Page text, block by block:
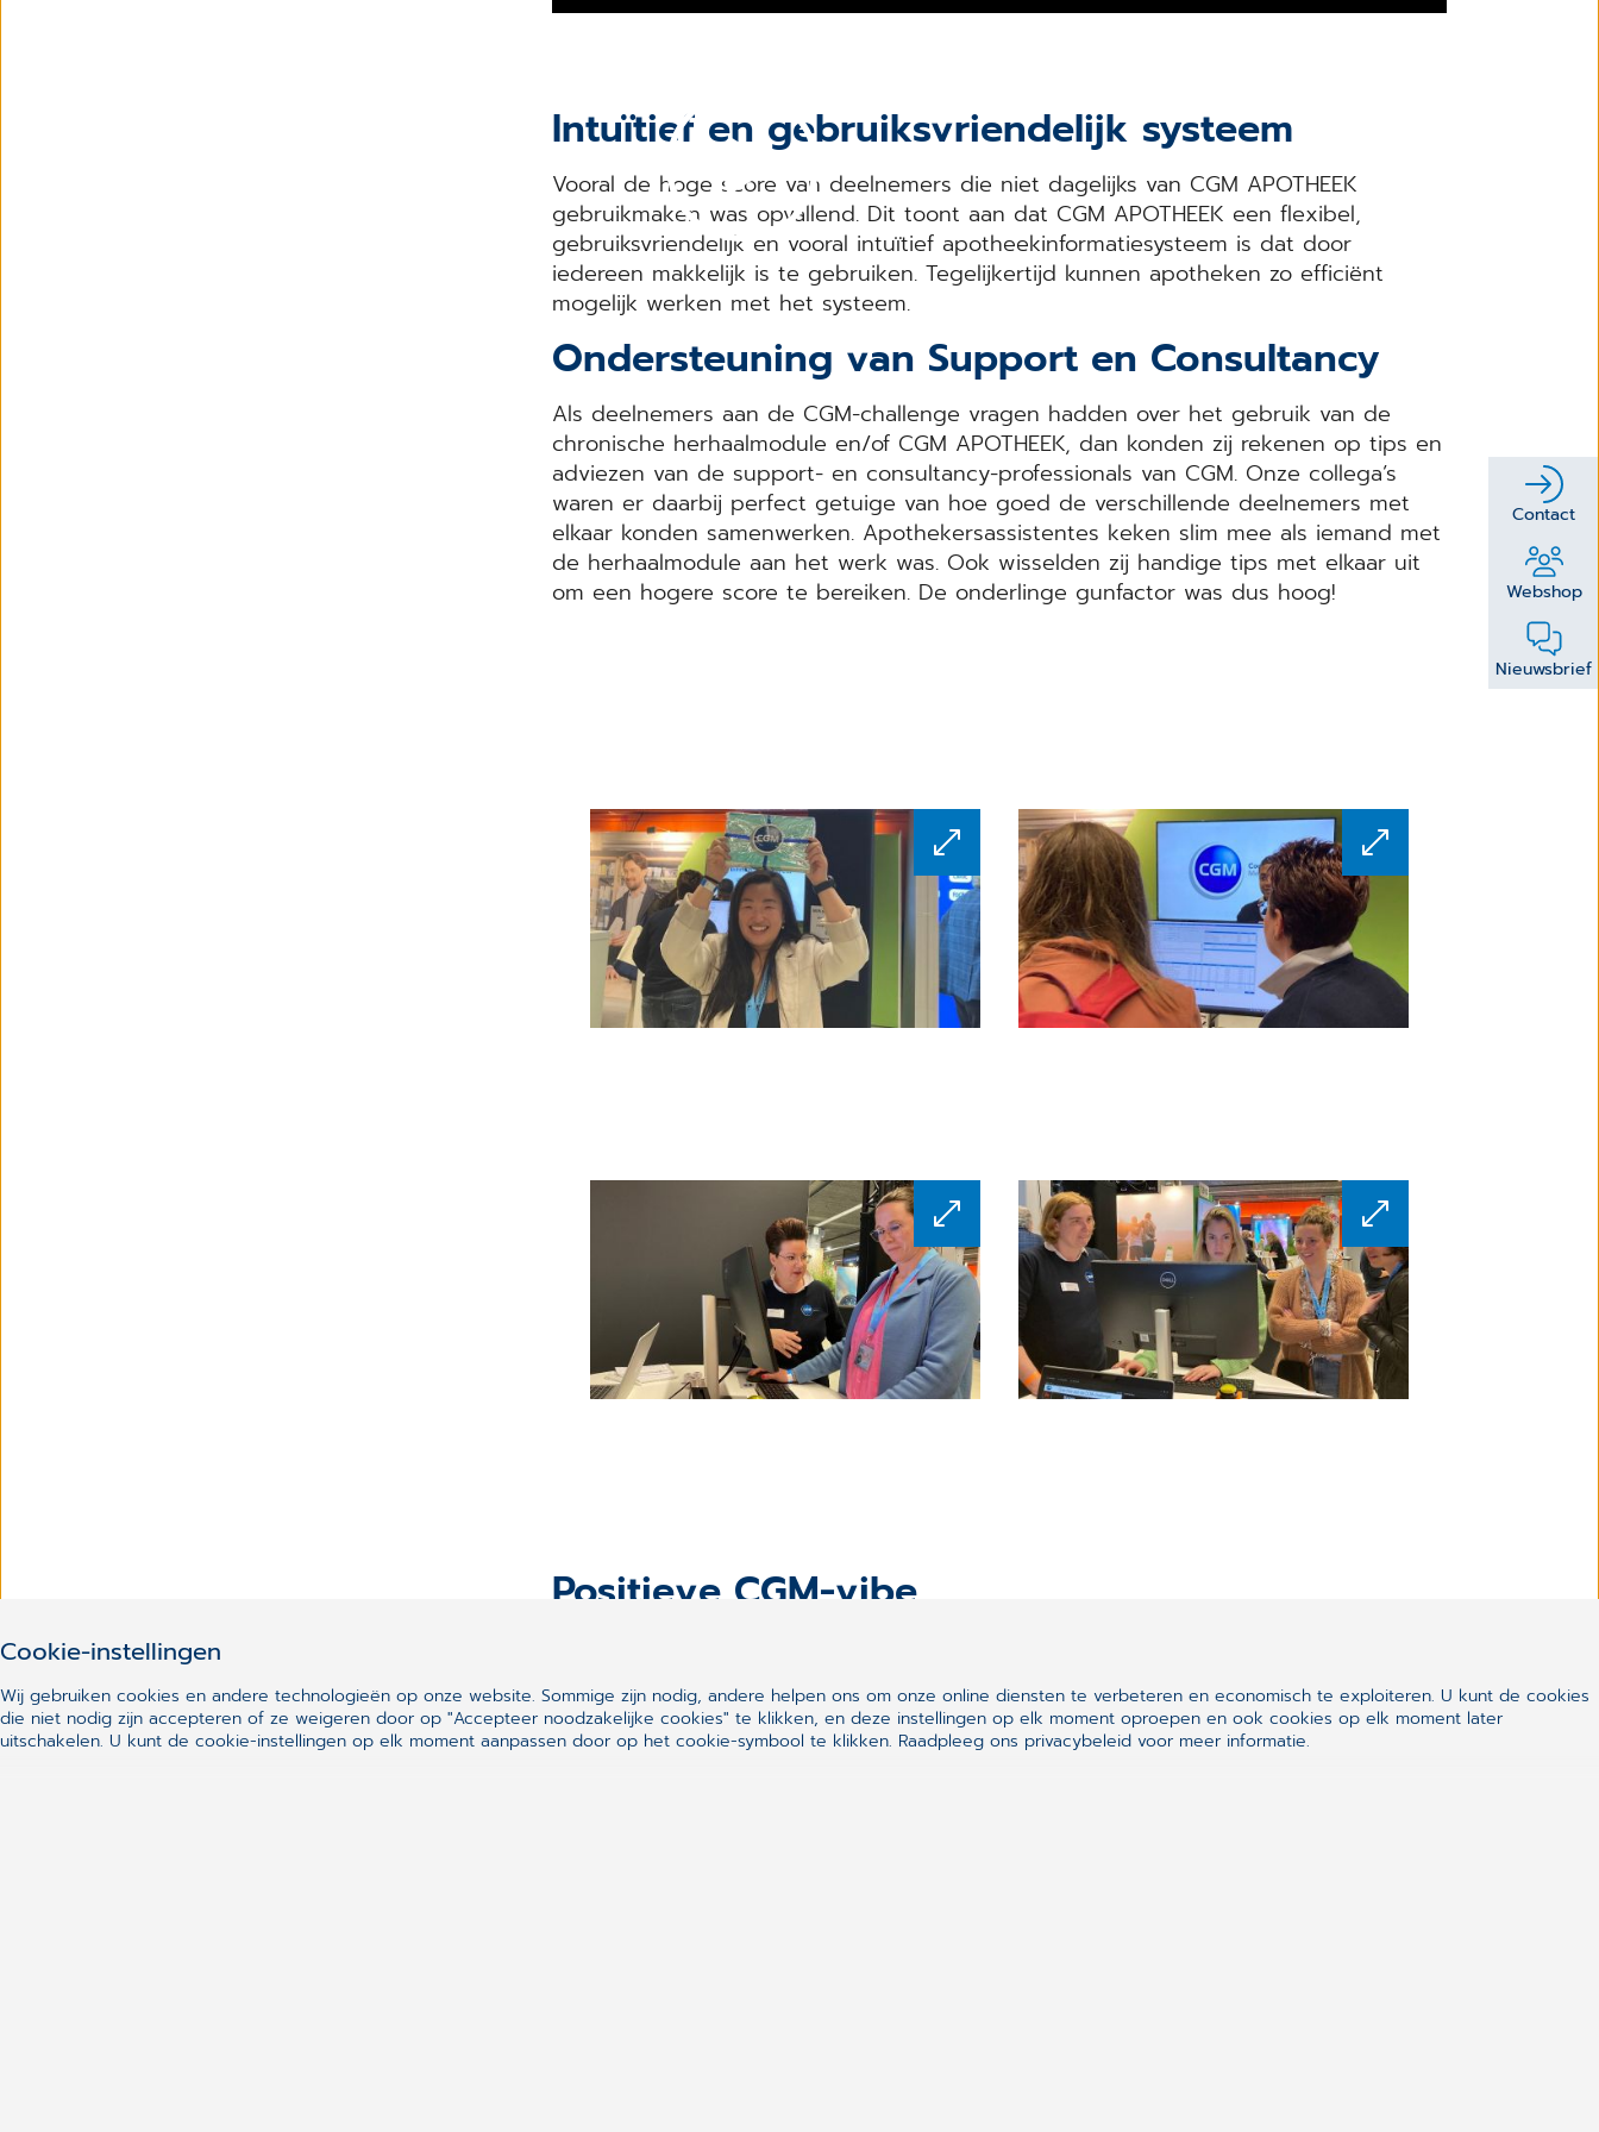
Contact
Webshop
Nieuwsbrief
Intuïtief en gebruiksvriendelijk systeem
Vooral de hoge score van deelnemers die niet dagelijks van CGM APOTHEEK
gebruikmaken was opvallend. Dit toont aan dat CGM APOTHEEK een flexibel,
gebruiksvriendelijk en vooral intuïtief apotheekinformatiesysteem is dat door
iedereen makkelijk is te gebruiken. Tegelijkertijd kunnen apotheken zo efficiënt
mogelijk werken met het systeem.
Ondersteuning van Support en Consultancy
Als deelnemers aan de CGM-challenge vragen hadden over het gebruik van de
chronische herhaalmodule en/of CGM APOTHEEK, dan konden zij rekenen op tips en
adviezen van de support- en consultancy-professionals van CGM. Onze collega’s
waren er daarbij perfect getuige van hoe goed de verschillende deelnemers met
elkaar konden samenwerken. Apothekersassistentes keken slim mee als iemand met
de herhaalmodule aan het werk was. Ook wisselden zij handige tips met elkaar uit
om een hogere score te bereiken. De onderlinge gunfactor was dus hoog!
Positieve CGM-vibe
Mosadex Experience konden niet geloven dat ze zelfs 100 receptregels per drie
minuten zouden kunnen afhandelen, laat staan 1.000. Sommige bezoekers gaven
Cookie-instellingen
Wij gebruiken cookies en andere technologieën op onze website. Sommige zijn nodig, andere helpen ons om onze online diensten te verbeteren en economisch te exploiteren. U kunt de cookies
die niet nodig zijn accepteren of ze weigeren door op "Accepteer noodzakelijke cookies" te klikken, en deze instellingen op elk moment oproepen en ook cookies op elk moment later
uitschakelen. U kunt de cookie-instellingen op elk moment aanpassen door op het cookie-symbool te klikken. Raadpleeg ons privacybeleid voor meer informatie.